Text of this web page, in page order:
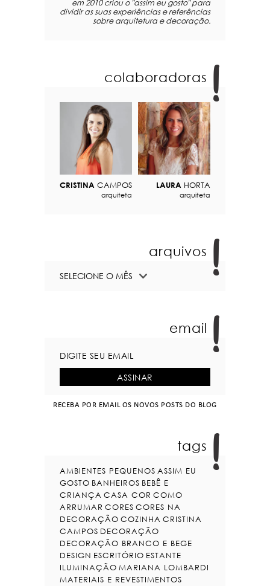
em 2010 criou o "assim eu gosto" para
dividir as suas experiências e referências
sobre arquitetura e decoração.
colaboradoras
CRISTINA CAMPOS
arquiteta
LAURA HORTA
arquiteta
arquivos
email
RECEBA POR EMAIL OS NOVOS POSTS DO BLOG
tags
AMBIENTES PEQUENOS ASSIM EU
GOSTO BANHEIROS BEBÊ E
CRIANÇA CASA COR COMO
ARRUMAR CORES CORES NA
DECORAÇÃO COZINHA CRISTINA
CAMPOS DECORAÇÃO
DECORAÇÃO BRANCO E BEGE
DESIGN ESCRITÓRIO ESTANTE
ILUMINAÇÃO MARIANA LOMBARDI
MATERIAIS E REVESTIMENTOS